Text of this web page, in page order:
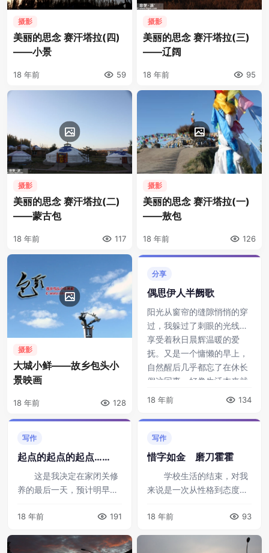
摄影
美丽的思念 赛汗塔拉(四)
——小景
18 年前 59
摄影
美丽的思念 赛汗塔拉(三)
——辽阔
18 年前 95
摄影
美丽的思念 赛汗塔拉(二)
——蒙古包
18 年前 117
摄影
美丽的思念 赛汗塔拉(一)
——敖包
18 年前 126
摄影
大城小鲜——故乡包头小
景映画
18 年前 128
分享
偶思伊人半阙歌
阳光从窗帘的缝隙悄悄的穿
过，我躲过了刺眼的光线，
享受着秋日晨辉温暖的爱
抚。又是一个慵懒的早上，
自然醒后几乎都忘了在休长
假这回事。好像生活本来就
应该是这样，懒散而 ...
18 年前 134
写作
起点的起点的起点……
这是我决定在家闭关修
养的最后一天，预计明早醒
九成（一厢情愿）。即便是
再闭关锁家。我可不想到长
18 年前 191
写作
惜字如金 磨刀霍霍
学校生活的结束，对我
来说是一次从性格到态度的
的人，基本都说本人过度乐
括一直以为我胸怀大志的老
18 年前 93